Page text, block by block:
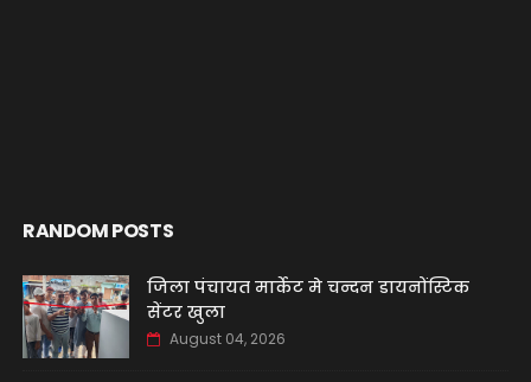
RANDOM POSTS
जिला पंचायत मार्केट मे चन्दन डायनोंस्टिक
सेंटर खुला
August 04, 2026